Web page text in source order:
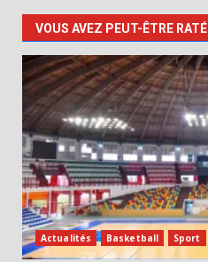
VOUS AVEZ PEUT-ÊTRE RATÉ
Actualités Basketball Sport